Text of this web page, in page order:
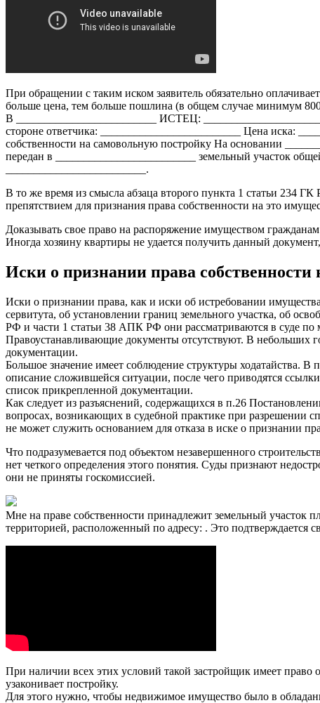
При обращении с таким иском заявитель обязательно
больше цена, тем больше пошлина (в общем случае минимум
В _________________________ ИСТЕЦ:
стороне ответчика: _________________________ Цена иска:
собственности на самовольную постройку На основании
передан в _________________________ земельный участок
_________________________.
В то же время из смысла абзаца второго пункта 1 статьи 234
препятствием для признания права собственности на это
Доказывать свое право на распоряжение имуществом
Иногда хозяину квартиры не удается получить данный
Иски о признании права
Иски о признании права, как и иски об истребовании
сервитута, об установлении границ земельного участка, об
РФ и части 1 статьи 38 АПК РФ они рассматриваются в суде по
Правоустанавливающие документы отсутствуют. В небольших
документации.
Большое значение имеет соблюдение структуры ходатайства. В
описание сложившейся ситуации, после чего приводятся
список прикрепленной документации.
Как следует из разъяснений, содержащихся в п.26
вопросах, возникающих в судебной практике при разрешении
не может служить основанием для отказа в иске о признании
Что подразумевается под объектом незавершенного
нет четкого определения этого понятия. Суды признают
они не приняты госкомиссией.
Мне на праве собственности принадлежит земельный
территорией, расположенный по адресу: . Это подтверждается
При наличии всех этих условий такой застройщик имеет право
узаконивает постройку.
Для этого нужно, чтобы недвижимое имущество было в